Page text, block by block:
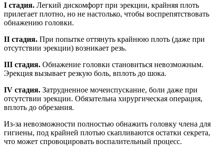
I стадия. Легкий дискомфорт при эрекции, крайняя плоть
прилегает плотно, но не настолько, чтобы воспрепятствовать
обнажению головки.
II стадия. При попытке оттянуть крайнюю плоть (даже при
отсутствии эрекции) возникает резь.
III стадия. Обнажение головки становиться невозможным.
Эрекция вызывает резкую боль, вплоть до шока.
IV стадия. Затрудненное мочеиспускание, боли даже при
отсутствии эрекции. Обязательна хирургическая операция,
вплоть до обрезания.
Из-за невозможности полностью обнажить головку члена для
гигиены, под крайней плотью скапливаются остатки секрета,
что может спровоцировать воспалительный процесс.